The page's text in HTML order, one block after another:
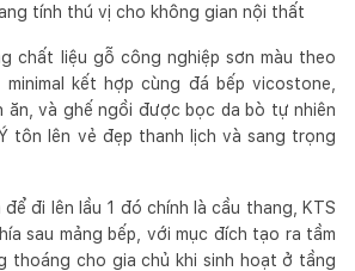
tính thú vị cho không gian nội thất
chất liệu gỗ công nghiệp sơn màu theo
kết hợp cùng đá bếp vicostone,
ăn, và ghế ngồi được bọc da bò tự nhiên
tôn lên vẻ đẹp thanh lịch và sang trọng
đi lên lầu 1 đó chính là cầu thang, KTS
sau mảng bếp, với mục đích tạo ra tầm
thoáng cho gia chủ khi sinh hoạt ở tầng